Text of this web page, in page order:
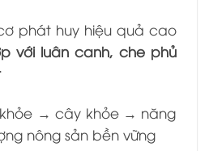
phát huy hiệu quả cao
với luân canh, che phủ
→ cây khỏe → năng
nông sản bền vững